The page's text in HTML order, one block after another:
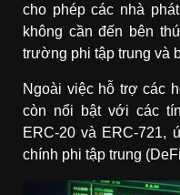
cho phép các nhà
không cần đến bên
trường phi tập trung và
Ngoài việc hỗ trợ các
còn nổi bật với các
ERC-20 và ERC-721,
chính phi tập trung